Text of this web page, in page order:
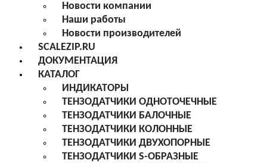
Новости компании
Наши работы
Новости производителей
SCALEZIP.RU
ДОКУМЕНТАЦИЯ
КАТАЛОГ
ИНДИКАТОРЫ
ТЕНЗОДАТЧИКИ ОДНОТОЧЕЧНЫЕ
ТЕНЗОДАТЧИКИ БАЛОЧНЫЕ
ТЕНЗОДАТЧИКИ КОЛОННЫЕ
ТЕНЗОДАТЧИКИ ДВУХОПОРНЫЕ
ТЕНЗОДАТЧИКИ S-ОБРАЗНЫЕ